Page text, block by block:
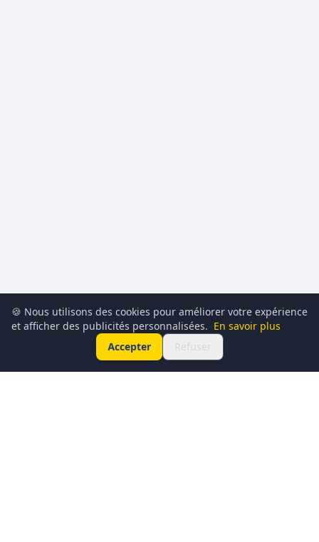
🍪 Nous utilisons des cookies pour améliorer votre expérience
et afficher des publicités personnalisées. En savoir plus
Accepter
Refuser